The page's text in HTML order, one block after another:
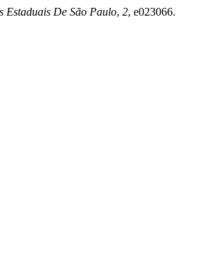
Estaduais De São Paulo, 2, e023066.